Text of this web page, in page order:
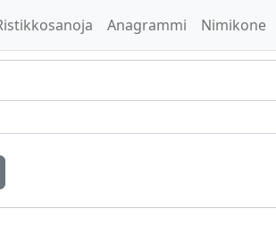
Anagrammi Nimikone